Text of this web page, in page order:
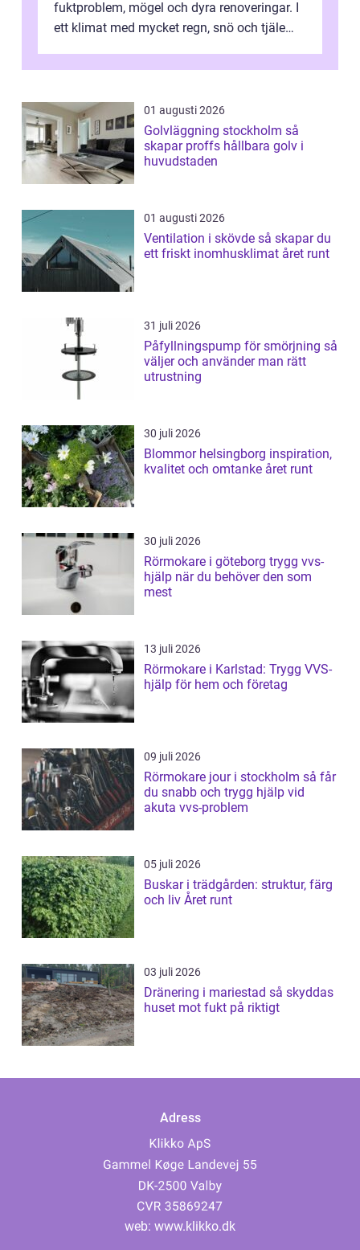
fuktproblem, mögel och dyra renoveringar. I
ett klimat med mycket regn, snö och tjäle
01 augusti 2026
Golvläggning stockholm så
skapar proffs hållbara golv i
huvudstaden
01 augusti 2026
Ventilation i skövde så skapar du
ett friskt inomhusklimat året runt
31 juli 2026
Påfyllningspump för smörjning så
väljer och använder man rätt
utrustning
30 juli 2026
Blommor helsingborg inspiration,
kvalitet och omtanke året runt
30 juli 2026
Rörmokare i göteborg trygg vvs-
hjälp när du behöver den som
mest
13 juli 2026
Rörmokare i Karlstad: Trygg VVS-
hjälp för hem och företag
09 juli 2026
Rörmokare jour i stockholm så får
du snabb och trygg hjälp vid
akuta vvs-problem
05 juli 2026
Buskar i trädgården: struktur, färg
och liv Året runt
03 juli 2026
Dränering i mariestad så skyddas
huset mot fukt på riktigt
Adress
web: www.klikko.dk